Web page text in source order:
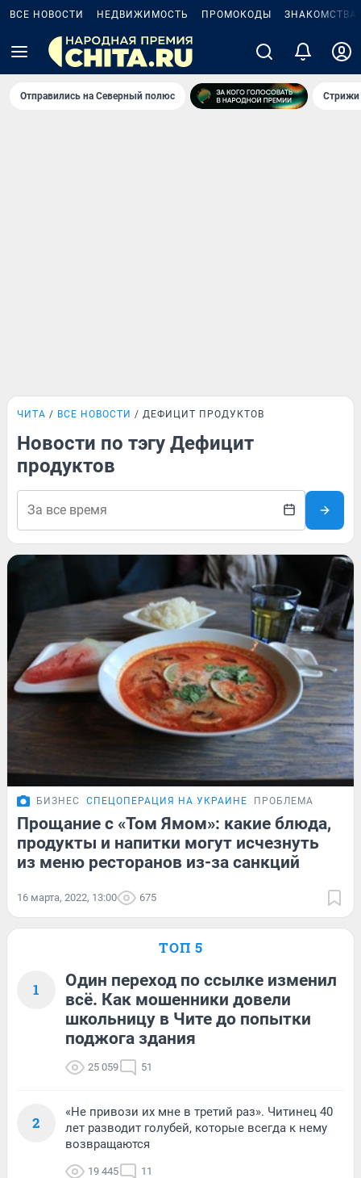
ВСЕ НОВОСТИ НЕДВИЖИМОСТЬ ПРОМОКОДЫ ЗНАКОМСТВА
Отправились на Северный полюс Стрижи
ЧИТА ВСЕ НОВОСТИ ДЕФИЦИТ ПРОДУКТОВ
Новости по тэгу Дефицит
продуктов
БИЗНЕС СПЕЦОПЕРАЦИЯ НА УКРАИНЕ ПРОБЛЕМА
Прощание с «Том Ямом»: какие блюда,
продукты и напитки могут исчезнуть
из меню ресторанов из-за санкций
16 марта, 2022, 13:00 675
ТОП 5
1
Один переход по ссылке изменил
всё. Как мошенники довели
школьницу в Чите до попытки
поджога здания
25 059 51
2
«Не привози их мне в третий раз». Читинец 40
лет разводит голубей, которые всегда к нему
возвращаются
19 445 11